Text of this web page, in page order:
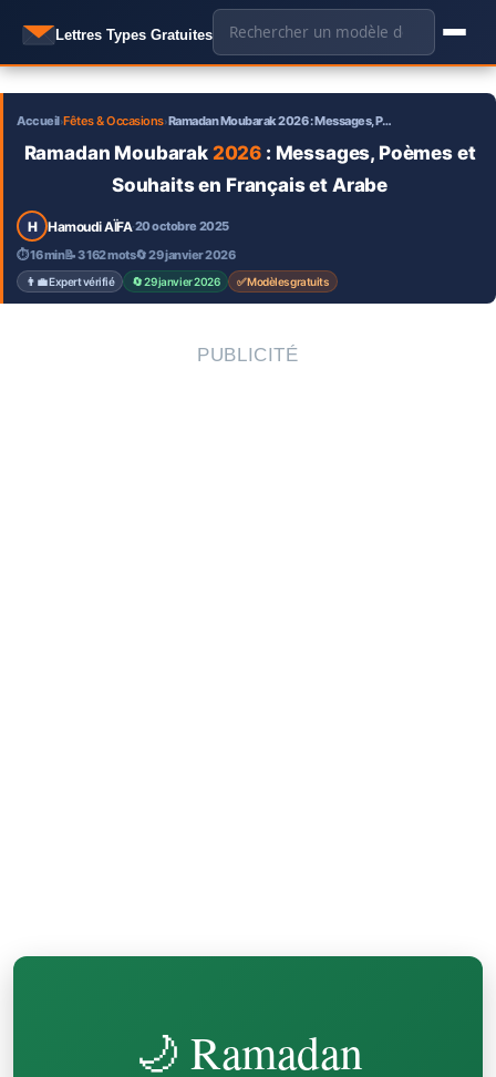
Lettres Types Gratuites 🔍
contenu
Accueil›Fêtes & Occasions›Ramadan Moubarak 2026 : Messages, P…
Ramadan Moubarak 2026 : Messages, Poèmes et
Souhaits en Français et Arabe
H Hamoudi AÏFA·20 octobre 2025
⏱ 16 min📝 3 162 mots🔄 29 janvier 2026
👨‍💼 Expert vérifié 🔄 29 janvier 2026 ✅ Modèles gratuits
PUBLICITÉ
🌙 Ramadan